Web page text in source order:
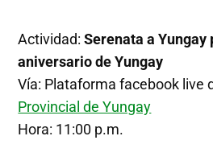
Actividad:Serenata a Yungay
aniversario de Yungay
Vía: Plataforma facebook live
Provincial de Yungay
Hora: 11:00 p.m.